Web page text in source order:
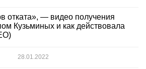
отката», — видео получения
Кузьминых и как действовала
28.01.2022